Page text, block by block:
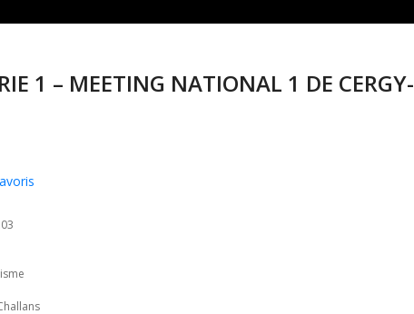
1 – MEETING NATIONAL 1 DE CERGY-